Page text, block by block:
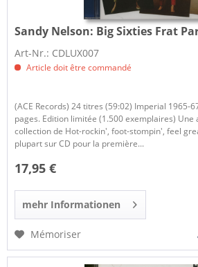
Sandy Nelson: Big Sixties Frat
Art-Nr.: CDLUX007
Article doit être commandé
(ACE Records) 24 titres (59:02) Imperial 1965-
pages. Edition limitée (1.500 exemplaires) Une
collection de Hot-rockin', foot-stompin', feel
plupart sur CD pour la première...
17,95 €
mehr Informationen
Mémoriser